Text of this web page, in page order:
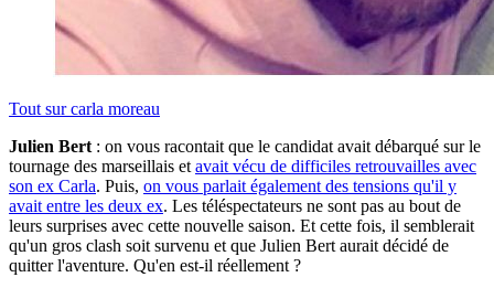
Tout surcarla moreau
Julien Bert : on vous racontait que le candidat avait débarqué sur le
tournage des marseillais et avait vécu de difficiles retrouvailles avec
son ex Carla. Puis, on vous parlait également des tensions qu'il y
avait entre les deux ex. Les téléspectateurs ne sont pas au bout de
leurs surprises avec cette nouvelle saison. Et cette fois, il semblerait
qu'un gros clash soit survenu et que Julien Bert aurait décidé de
quitter l'aventure. Qu'en est-il réellement ?